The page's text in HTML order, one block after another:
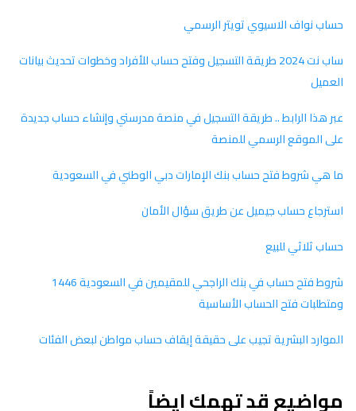
حساب نواف الاسيوي تويتر الرسمي
ساب نت 2024 طريقة التسجيل وفتح حساب للأفراد وخطوات تحديث بيانات
العميل
عبر هذا الرابط .. طريقة التسجيل في منصة مدرستي وإنشاء حساب جديدة
على الموقع الرسمي للمنصة
ما هي شروط فتح حساب بنك الإمارات دبي الوطني في السعودية
استرجاع حساب جيميل عن طريق سؤال الأمان
حساب ثلاثي للبيع
شروط فتح حساب في بنك الراجحي للمقيمين في السعودية 1446
ومتطلبات فتح الحساب الأساسية
الموارد البشرية تجيب على حقيقة إيقاف حساب مواطن لبعض الفئات
مواضيع قد تهمك ايضاً